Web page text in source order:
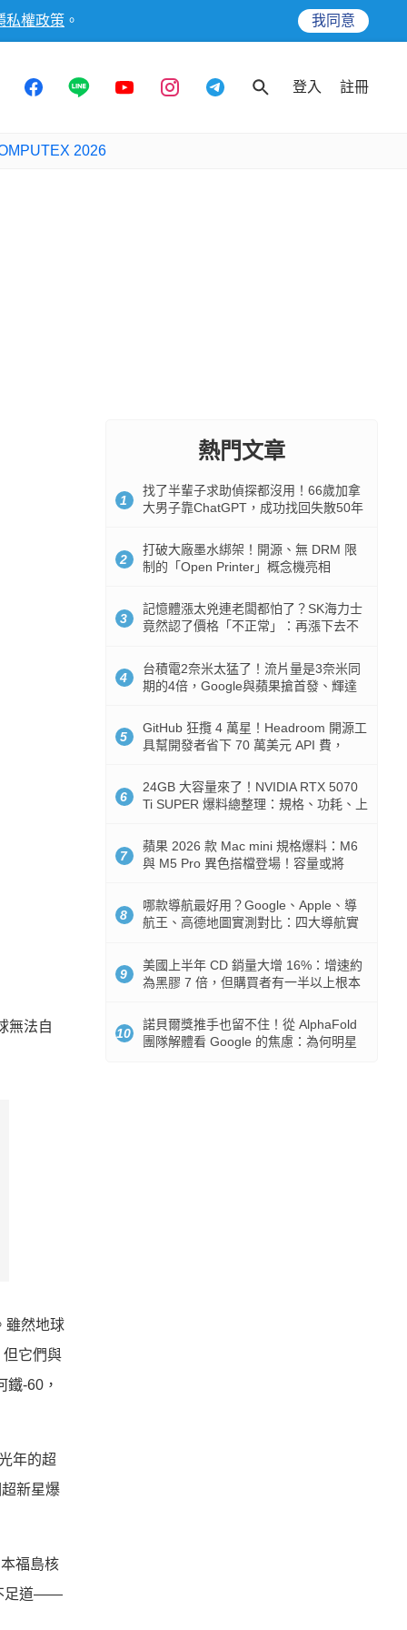
私權政策 。 我同意
登入 註冊
2026
無法自
雖然地球
但它們與
-60，
年的超
新星爆
福島核
足道——
熱門文章
1
找了半輩子求助偵探都沒用！66歲加拿
大男子靠ChatGPT，成功找回失散50年
2
打破大廠墨水綁架！開源、無 DRM 限
制的「Open Printer」概念機亮相
3
記憶體漲太兇連老闆都怕了？SK海力士
竟然認了價格「不正常」：再漲下去不
4
台積電2奈米太猛了！流片量是3奈米同
期的4倍，Google與蘋果搶首發、輝達
5
GitHub 狂攬 4 萬星！Headroom 開源工
具幫開發者省下 70 萬美元 API 費，
6
24GB 大容量來了！NVIDIA RTX 5070
Ti SUPER 爆料總整理：規格、功耗、上
7
蘋果 2026 款 Mac mini 規格爆料：M6
與 M5 Pro 異色搭檔登場！容量或將
8
哪款導航最好用？Google、Apple、導
航王、高德地圖實測對比：四大導航實
9
美國上半年 CD 銷量大增 16%：增速約
為黑膠 7 倍，但購買者有一半以上根本
10
諾貝爾獎推手也留不住！從 AlphaFold
團隊解體看 Google 的焦慮：為何明星